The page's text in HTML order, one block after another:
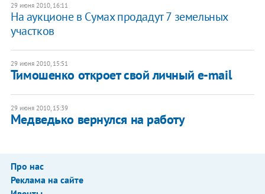
29 июня 2010, 16:11
На аукционе в Сумах продадут 7 земельных
участков
29 июня 2010, 15:51
Тимошенко откроет свой личный e-mail
29 июня 2010, 15:39
Медведько вернулся на работу
Про нас
Реклама на сайте